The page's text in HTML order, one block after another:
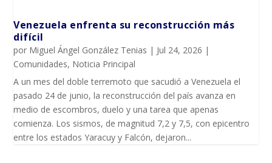
Venezuela enfrenta su reconstrucción más
difícil
por Miguel Ángel González Tenias | Jul 24, 2026 |
Comunidades, Noticia Principal
A un mes del doble terremoto que sacudió a Venezuela el
pasado 24 de junio, la reconstrucción del país avanza en
medio de escombros, duelo y una tarea que apenas
comienza. Los sismos, de magnitud 7,2 y 7,5, con epicentro
entre los estados Yaracuy y Falcón, dejaron...